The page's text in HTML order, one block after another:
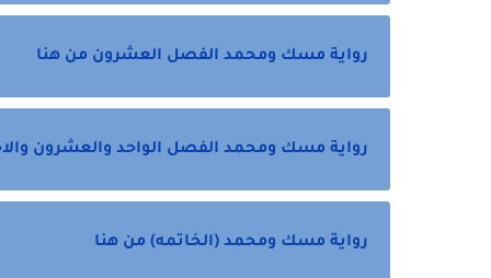
رواية مسك ومحمد الفصل العشرون من هنا
رواية مسك ومحمد الفصل الواحد والعشرون
رواية مسك ومحمد (الخاتمه) من هنا